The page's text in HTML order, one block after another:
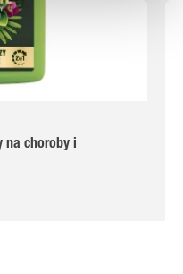
na choroby i